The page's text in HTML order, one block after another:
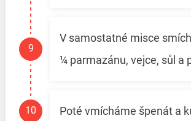
V samostatné misce
¼ parmazánu, vejce, sůl a
Poté vmícháme špenát a